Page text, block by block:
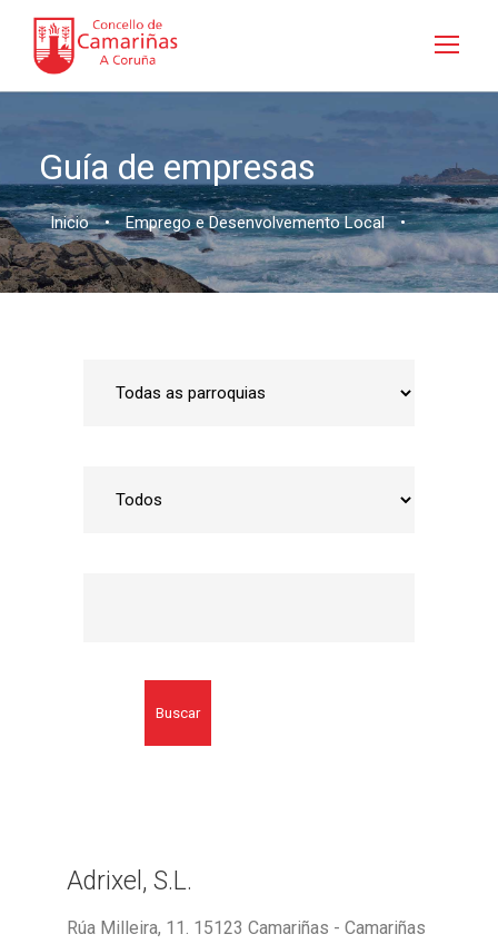
Guía de empresas
Inicio • Emprego e Desenvolvemento Local •
Buscar
Adrixel, S.L.
Rúa Milleira, 11. 15123 Camariñas - Camariñas